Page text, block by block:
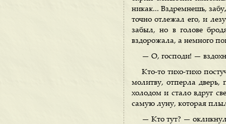
никак... Вздремнешь,
точно отлежал его, и
забыл, но в голове
вздорожала, а немного
— О, господи! —
Кто-то тихо-тихо
молитву, отперла дверь,
холодом и стало вдруг
самую луну, которая
— Кто тут? —